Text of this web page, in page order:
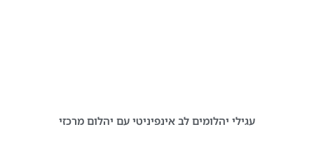
עגילי יהלומים לב אינפיניטי עם יהלום מרכזי